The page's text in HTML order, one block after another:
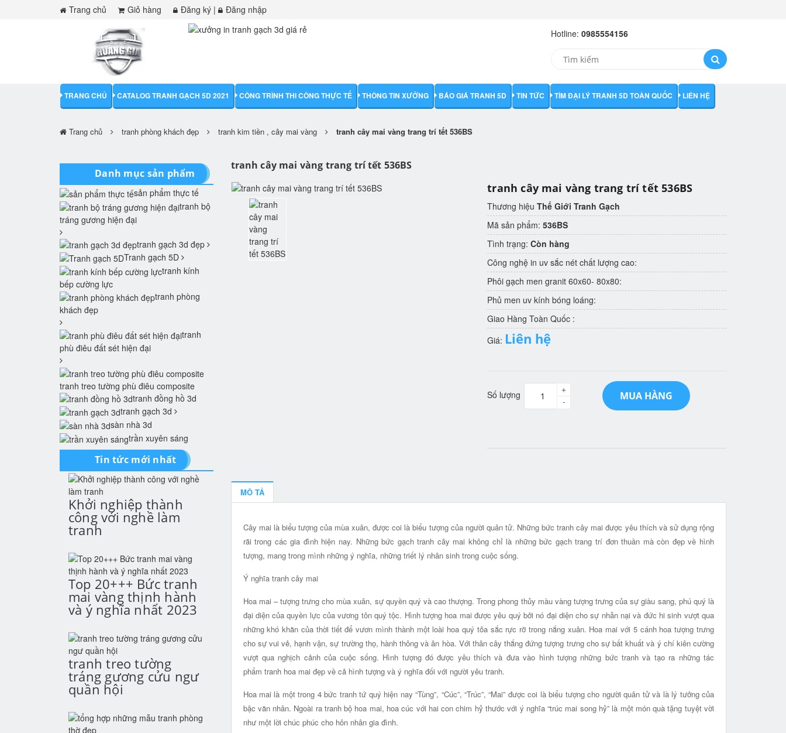
Trang chủ Giỏ hàng Đăng ký | Đăng nhập
Hotline: 0985554156
TRANG CHỦ CATALOG TRANH GẠCH 5D 2021 CÔNG TRÌNH THI CÔNG THỰC TẾ THÔNG TIN XƯỞNG BÁO GIÁ TRANH 5D TIN TỨC TÌM ĐẠI LÝ TRANH 5D TOÀN QUỐC LIÊN HỆ
Trang chủ tranh phòng khách đẹp tranh kim tiền , cây mai vàng tranh cây mai vàng trang trí tết 536BS
tranh cây mai vàng trang trí tết 536BS
tranh cây mai vàng trang trí tết 536BS
Thương hiệuThế Giới Tranh Gạch
Mã sản phẩm:536BS
Tình trạng:Còn hàng
Công nghệ in uv sắc nét chất lượng cao:
Phôi gạch men granit 60x60- 80x80:
Phủ men uv kính bóng loáng:
Giao Hàng Toàn Quốc :
Giá: Liên hệ
Số lượng
-
+ MUA HÀNG
MÔ TẢ
Cây mai là biểu tượng của mùa xuân, được coi là biểu tượng của người quân tử. Những bức tranh cây mai được yêu thích và sử dụng rộng
rãi trong các gia đình hiện nay. Những bức gạch tranh cây mai không chỉ là những bức gạch trang trí đơn thuần mà còn đẹp về hình
tượng, mang trong mình những ý nghĩa, những triết lý nhân sinh trong cuộc sống.
Ý nghĩa tranh cây mai
Hoa mai – tượng trưng cho mùa xuân, sự quyền quý và cao thượng. Trong phong thủy màu vàng tượng trưng của sự giàu sang, phú quý là
đại diện của quyền lực của vương tôn quý tộc. Hình tượng hoa mai được yêu quý bởi nó đại diện cho sự nhẫn nại và đức hi sinh vượt qua
những khó khăn của thời tiết để vươn mình thành một loài hoa quý tỏa sắc rực rỡ trong nắng xuân. Hoa mai với 5 cánh hoa tượng trưng
cho sự vui vẻ, hạnh vận, sự trường thọ, hành thông và ân hòa. Với thân cây thắng đứng tượng trưng cho sự bất khuất và ý chí kiên cường
vượt qua nghịch cảnh của cuộc sống. Hình tượng đó được yêu thích và đưa vào hình tượng những bức tranh và tạo ra những tác
phẩm tranh hoa mai đẹp về cả hình tượng và ý nghĩa đối với người yêu tranh.
Hoa mai là một trong 4 bức tranh tứ quý hiện nay “Tùng”, “Cúc”, “Trúc”, “Mai” được coi là biểu tượng cho người quân tử và là lý tưởng của
bậc văn nhân. Ngoài ra tranh bộ hoa mai, hoa cúc với hai con chim hỷ thước với ý nghĩa “trúc mai song hỷ” là một món quà tặng tuyệt vời
như một lời chúc phúc cho hôn nhân gia đình.
Danh mục sản phẩm
sản phẩm thực tế
tranh bộ
tráng gương hiện đại
tranh gạch 3d đẹp
Tranh gạch 5D
tranh kính
bếp cường lực
tranh phòng
khách đẹp
tranh
phù điêu đất sét hiện đại
tranh treo tường phù điêu composite
tranh đồng hồ 3d
tranh gạch 3d
sàn nhà 3d
trần xuyên sáng
Tin tức mới nhất
Khởi nghiệp thành
công với nghề làm
tranh
Top 20+++ Bức tranh
mai vàng thịnh hành
và ý nghĩa nhất 2023
tranh treo tường
tráng gương cửu ngư
quần hội